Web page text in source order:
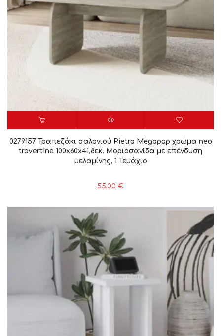
0279157 Τραπεζάκι σαλονιού Pietra Megapap χρώμα neo
travertine 100x60x41,8εκ. Μοριοσανίδα με επένδυση
μελαμίνης, 1 Τεμάχιο
55,00 €